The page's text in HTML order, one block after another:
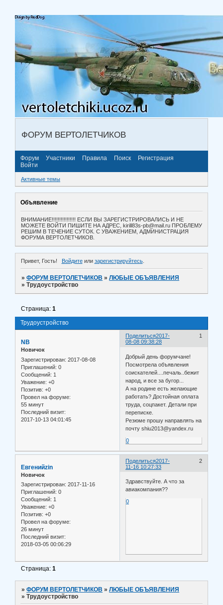
ФОРУМ ВЕРТОЛЕТЧИКОВ
Форум Участники Правила Поиск
Регистрация
Войти
Активные темы
Объявление
ВНИМАНИЕ!!!!!!!!!!!!!!!! ЕСЛИ ВЫ ЗАРЕГИСТРИРОВАЛИСЬ И НЕ
МОЖЕТЕ ВОЙТИ ПИШИТЕ НА АДРЕС, kirill83s-pb@mail.ru ПРОБЛЕМУ
РЕШИМ В ТЕЧЕНИЕ СУТОК. С УВАЖЕНИЕМ, АДМИНИСТРАЦИЯ
ФОРУМА ВЕРТОЛЕТЧИКОВ.
Привет, Гость! Войдитеили зарегистрируйтесь.
»ФОРУМ ВЕРТОЛЕТЧИКОВ »ЛЮБЫЕ ОБЪЯВЛЕНИЯ
»Трудоустройство
Трудоустройство
Страница:1
Поделиться 1
2017-
08-08 09:38:28
NB
Новичок
Зарегистрирован: 2017-08-08
Приглашений: 0
Сообщений: 1
Уважение: +0
Позитив: +0
Провел на форуме:
55 минут
Последний визит:
2017-10-13 04:01:45
Добрый день форумчане!
Посмотрела объявления
соискателей....печаль..бежит
народ, и все за бугор...
А на родине есть желающие
работать? Достойная оплата
труда, соцпакет. Детали при
переписке.
Резюме прошу направлять на
почту shiu2013@yandex.ru
0
Поделиться 2
2017-
11-16 10:27:33
Евгенийzin
Новичок
Зарегистрирован: 2017-11-16
Приглашений: 0
Сообщений: 1
Уважение: +0
Позитив: +0
Провел на форуме:
26 минут
Последний визит:
2018-03-05 00:06:29
Здравствуйте. А что за
авиакомпания??
0
Страница:1
»ФОРУМ ВЕРТОЛЕТЧИКОВ »ЛЮБЫЕ ОБЪЯВЛЕНИЯ
»Трудоустройство